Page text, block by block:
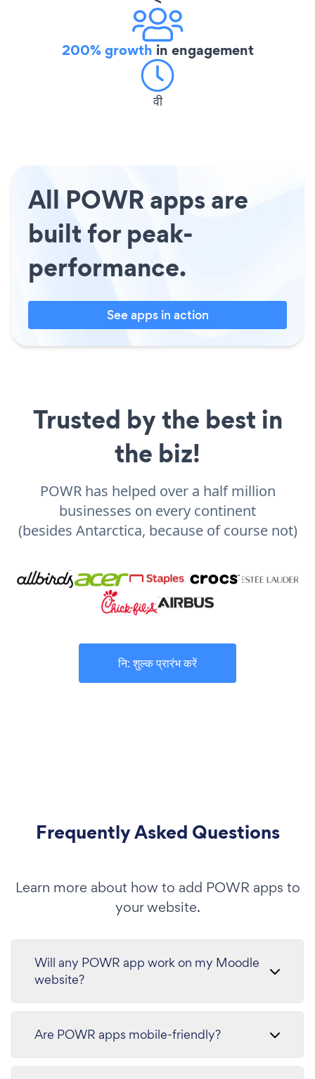
200% growth in engagement
वी
All POWR apps are
built for peak-
performance.
See apps in action
Trusted by the best in
the biz!
POWR has helped over a half million
businesses on every continent
(besides Antarctica, because of course not)
नि: शुल्क प्रारंभ करें
Frequently Asked Questions
Learn more about how to add POWR apps to
your website.
Will any POWR app work on my Moodle
website?
Are POWR apps mobile-friendly?